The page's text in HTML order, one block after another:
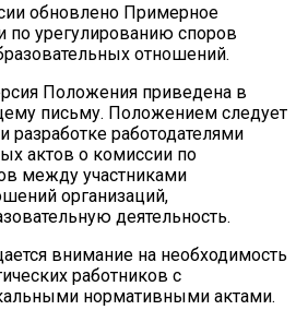
обновлено Примерное
по урегулированию споров
отношений.
Положения приведена в
письму. Положением следует
разработке работодателями
актов о комиссии по
между участниками
организаций,
деятельность.
внимание на необходимость
работников с
нормативными актами.